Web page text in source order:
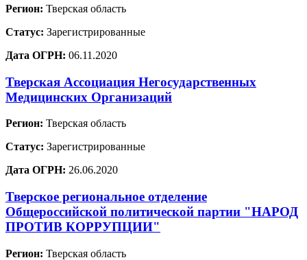
Регион: Тверская область
Статус: Зарегистрированные
Дата ОГРН: 06.11.2020
Тверская Ассоциация Негосударственных
Медицинских Организаций
Регион: Тверская область
Статус: Зарегистрированные
Дата ОГРН: 26.06.2020
Тверское региональное отделение
Общероссийской политической партии "НАРОД
ПРОТИВ КОРРУПЦИИ"
Регион: Тверская область